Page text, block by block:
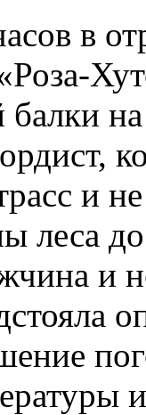
в
балки
и
леса
и